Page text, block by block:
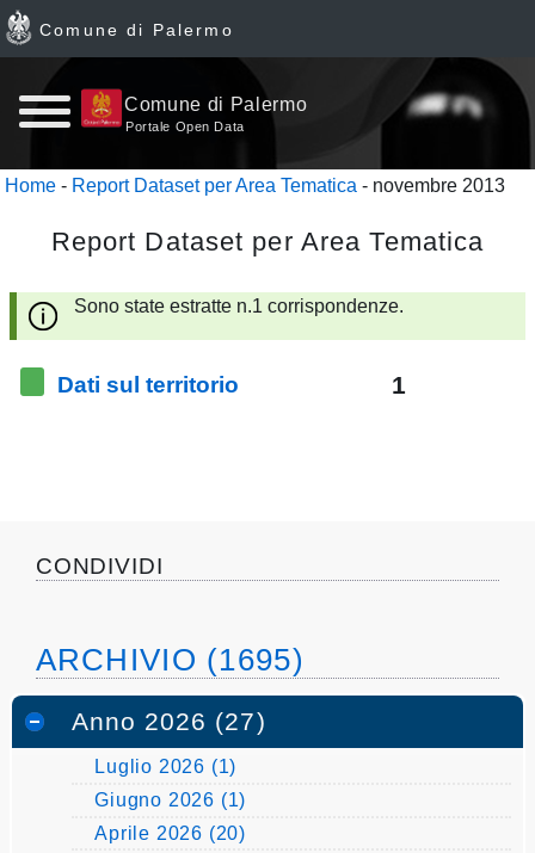
Home
Dataset
Ultimi
pubblicazioni
Documenti
Linee
Comune di Palermo
Comune di Palermo
Portale Open Data
Home - Report Dataset per Area Tematica - novembre 2013
Report Dataset per Area Tematica
Sono state estratte n.1 corrispondenze.
Dati sul territorio 1
CONDIVIDI
ARCHIVIO (1695)
Anno 2026 (27)
Luglio 2026 (1)
Giugno 2026 (1)
Aprile 2026 (20)